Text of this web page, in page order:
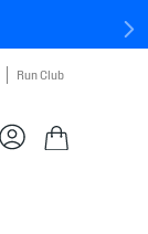
Run Club